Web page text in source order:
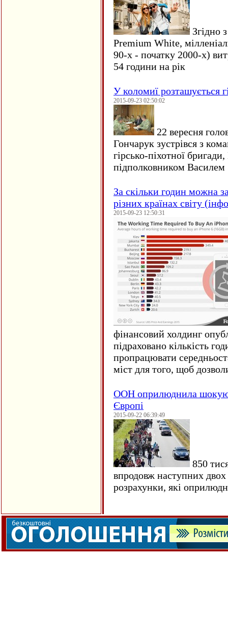
Згідно
Premium White,
90-х - початку 2000-х)
54 години на рік
У коломиї розташується
2015-09-23 02:50:02
22 вересня
Гончарук зустрівся з
гірсько-піхотної
підполковником
За скільки годин можна
різних країнах світу
2015-09-23 12:50:31
фінансовий холдинг
підраховано кількість
пропрацювати
міст для того, щоб
ООН оприлюднила
Європі
2015-09-22 06:39:49
850
впродовж наступних
розрахунки, які